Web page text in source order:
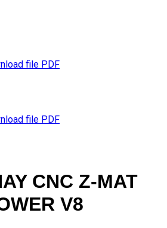
file PDF
file PDF
CNC Z-MAT
V8